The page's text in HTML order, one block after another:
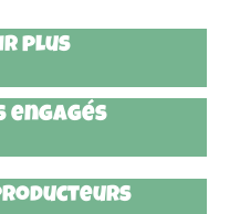
plus
engagés